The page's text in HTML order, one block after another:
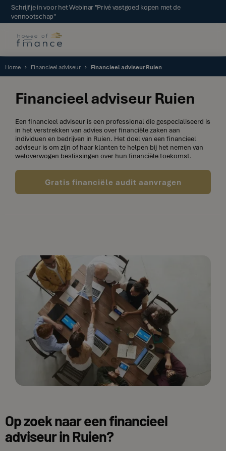
Schrijf je in voor het Webinar "Privé vastgoed kopen met de
vennootschap"
Home Financieel adviseur Financieel adviseur Ruien
Financieel adviseur Ruien
Een financieel adviseur is een professional die gespecialiseerd is
in het verstrekken van advies over financiële zaken aan
individuen en bedrijven in Ruien. Het doel van een financieel
adviseur is om zijn of haar klanten te helpen bij het nemen van
weloverwogen beslissingen over hun financiële toekomst.
Gratis financiële audit aanvragen
Op zoek naar een financieel
adviseur in Ruien?